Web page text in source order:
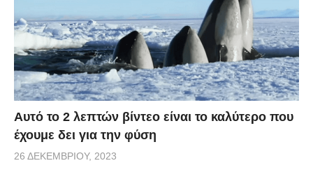
Αυτό το 2 λεπτών βίντεο είναι το καλύτερο που
έχουμε δει για την φύση
26 ΔΕΚΕΜΒΡΊΟΥ, 2023